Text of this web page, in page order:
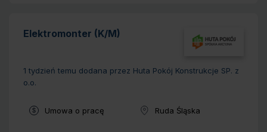
Elektromonter (K/M)
1 tydzień temu dodana przez Huta Pokój Konstrukcje SP. z
o.o.
Typ umowy:
Umowa o pracę Lokalizacja:
Ruda Śląska